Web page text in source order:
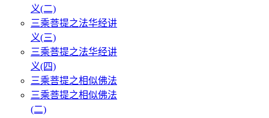
义(二)
三乘菩提之法华经讲
义(三)
三乘菩提之法华经讲
义(四)
三乘菩提之相似佛法
三乘菩提之相似佛法
(二)